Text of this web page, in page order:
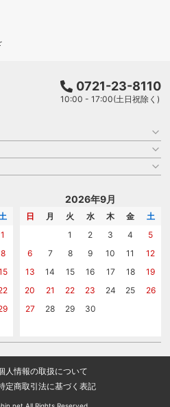
0721-23-8110
10:00 - 17:00(土日祝除く)
土
1
8
2026年9月
日 月 火 水 木 金
土
1
2 3 4
5
6
7 8 9 10 11
12
13
14 15 16 17 18
19
20
21 22 23 24 25
26
27
28 29 30
人情報の取扱について
定商取引法に基づく表記